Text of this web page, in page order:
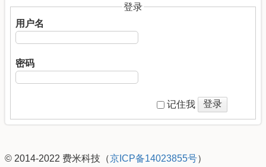
登录
用户名
密码
记住我 登录
© 2014-2022 费米科技（京ICP备14023855号）